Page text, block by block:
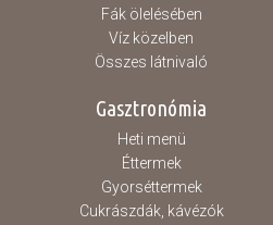
Fák ölelésében
Víz közelben
Összes látnivaló
Gasztronómia
Heti menü
Éttermek
Gyorséttermek
Cukrászdák, kávézók